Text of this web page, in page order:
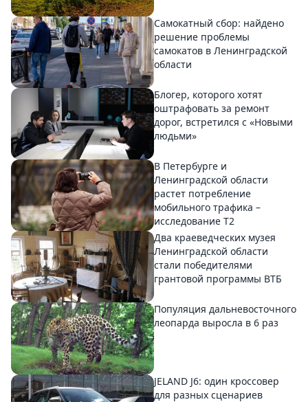
Самокатный сбор: найдено
решение проблемы
самокатов в Ленинградской
области
Блогер, которого хотят
оштрафовать за ремонт
дорог, встретился с «Новыми
людьми»
В Петербурге и
Ленинградской области
растет потребление
мобильного трафика –
исследование T2
Два краеведческих музея
Ленинградской области
стали победителями
грантовой программы ВТБ
Популяция дальневосточного
леопарда выросла в 6 раз
JELAND J6: один кроссовер
для разных сценариев